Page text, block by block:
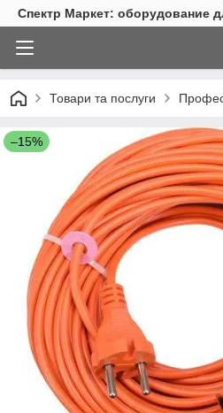
Спектр Маркет: оборудование
Товари та послуги
–15%